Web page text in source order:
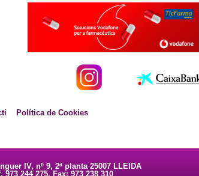
Política de Cookies
IV, nº 9, 2ª planta 25007 LLEIDA
973 244 275. Fax: 973 238 310